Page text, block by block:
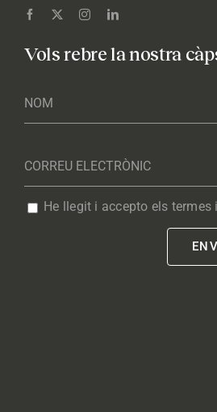
Vols rebre la nostra
He llegit i accepto els